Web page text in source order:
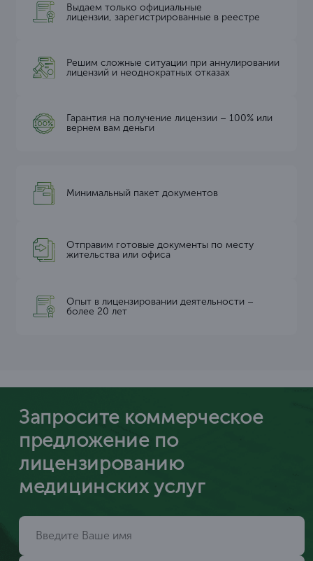
Выдаем только официальные
лицензии, зарегистрированные в реестре
Решим сложные ситуации при аннулировании
лицензий и неоднократных отказах
Гарантия на получение лицензии – 100% или
вернем вам деньги
Минимальный пакет документов
Отправим готовые документы по месту
жительства или офиса
Опыт в лицензировании деятельности –
более 20 лет
Запросите коммерческое
предложение по
лицензированию
медицинских услуг